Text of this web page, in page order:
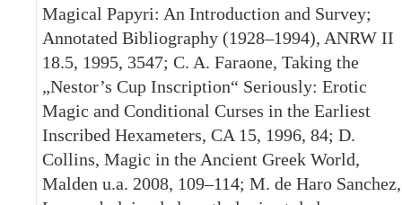
Magical Papyri: An Introduction and Survey;
Annotated Bibliography (1928–1994), ANRW II
18.5, 1995, 3547; C. A. Faraone, Taking the
„Nestor’s Cup Inscription“ Seriously: Erotic
Magic and Conditional Curses in the Earliest
Inscribed Hexameters, CA 15, 1996, 84; D.
Collins, Magic in the Ancient Greek World,
Malden u.a. 2008, 109–114; M. de Haro Sanchez,